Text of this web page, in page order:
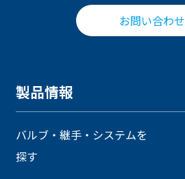
お問い合わせ
製品情報
バルブ・継手・システムを
探す